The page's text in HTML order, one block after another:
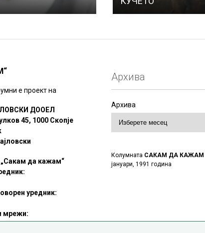
е проект на
ДООЕЛ
45, 1000 Скопје
„Сакам да кажам“
уредник:
мрежи:
Архива
Архива
Колумната САКАМ ДА КАЖАМ
јануари, 1991 година